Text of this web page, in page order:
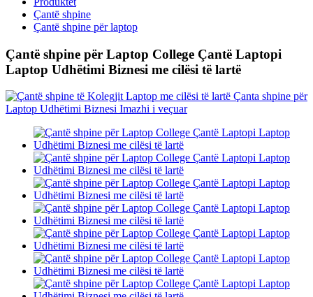
Çantë shpine
Çantë shpine për laptop
Çantë shpine për Laptop College Çantë Laptopi
Laptop Udhëtimi Biznesi me cilësi të lartë